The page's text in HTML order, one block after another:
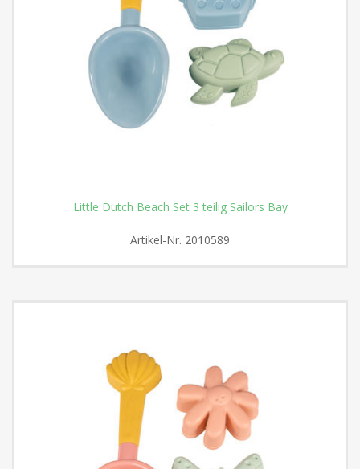
Little Dutch Beach Set 3 teilig Sailors Bay
Artikel-Nr. 2010589